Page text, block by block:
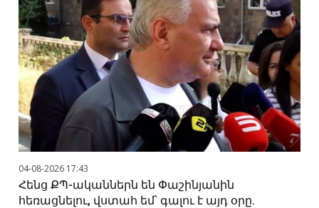
04-08-2026 17:43
Հենց ՔՊ-ականներն են Փաշինյանին
հեռացնելու, վստահ եմ՝ գալու է այդ օրը.